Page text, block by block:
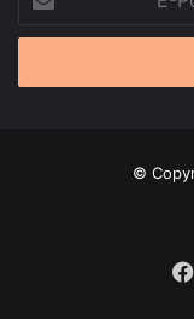
Posta
adresinizi
©